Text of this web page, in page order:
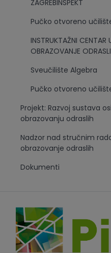
ZAGREBINSPEKT
Pučko otvoreno
INSTRUKTAŽNI
OBRAZOVANJE
Sveučilište Algebra
Pučko otvoreno
Projekt: Razvoj sustava
obrazovanju odraslih
Nadzor nad stručnim
obrazovanje odraslih
Dokumenti